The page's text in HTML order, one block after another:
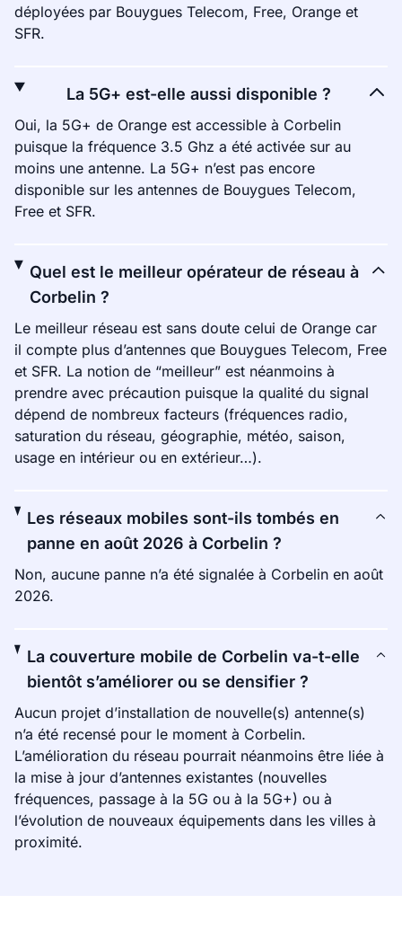
déployées par Bouygues Telecom, Free, Orange et
SFR.
La 5G+ est-elle aussi disponible ?
Oui, la 5G+ de Orange est accessible à Corbelin
puisque la fréquence 3.5 Ghz a été activée sur au
moins une antenne. La 5G+ n’est pas encore
disponible sur les antennes de Bouygues Telecom,
Free et SFR.
Quel est le meilleur opérateur de réseau à
Corbelin ?
Le meilleur réseau est sans doute celui de Orange car
il compte plus d’antennes que Bouygues Telecom, Free
et SFR. La notion de “meilleur” est néanmoins à
prendre avec précaution puisque la qualité du signal
dépend de nombreux facteurs (fréquences radio,
saturation du réseau, géographie, météo, saison,
usage en intérieur ou en extérieur…).
Les réseaux mobiles sont-ils tombés en
panne en août 2026 à Corbelin ?
Non, aucune panne n’a été signalée à Corbelin en août
2026.
La couverture mobile de Corbelin va-t-elle
bientôt s’améliorer ou se densifier ?
Aucun projet d’installation de nouvelle(s) antenne(s)
n’a été recensé pour le moment à Corbelin.
L’amélioration du réseau pourrait néanmoins être liée à
la mise à jour d’antennes existantes (nouvelles
fréquences, passage à la 5G ou à la 5G+) ou à
l’évolution de nouveaux équipements dans les villes à
proximité.